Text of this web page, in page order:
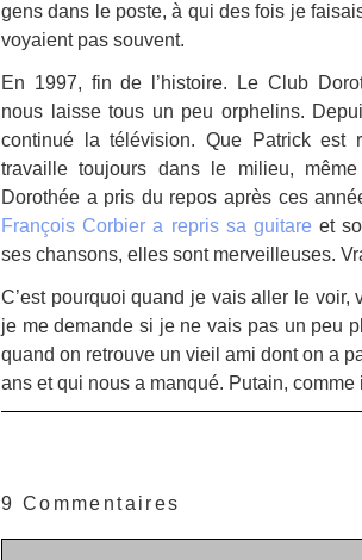
gens dans le poste, à qui des fois je
voyaient pas souvent.
En 1997, fin de l’histoire. Le Club
nous laisse tous un peu orphelins.
continué la télévision. Que Patrick est
travaille toujours dans le milieu,
Dorothée a pris du repos après ces
François Corbier a repris sa guitare et
ses chansons, elles sont merveilleuses.
C’est pourquoi quand je vais aller le voir,
je me demande si je ne vais pas un peu
quand on retrouve un vieil ami dont on a
ans et qui nous a manqué. Putain, comme
9 Commentaires